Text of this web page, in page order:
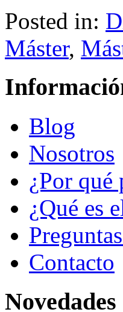
Posted in:
Máster,
Blog
Nosotros
¿Por qué
¿Qué es
Contacto
Novedades